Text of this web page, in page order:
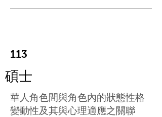
113
碩士
華人角色間與角色內的狀態性格
變動性及其與心理適應之關聯